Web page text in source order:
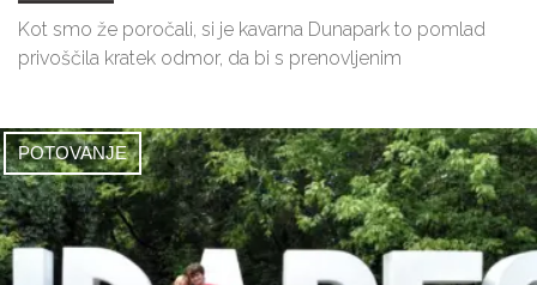
Kot smo že poročali, si je kavarna Dunapark to pomlad
privoščila kratek odmor, da bi s prenovljenim
POTOVANJE